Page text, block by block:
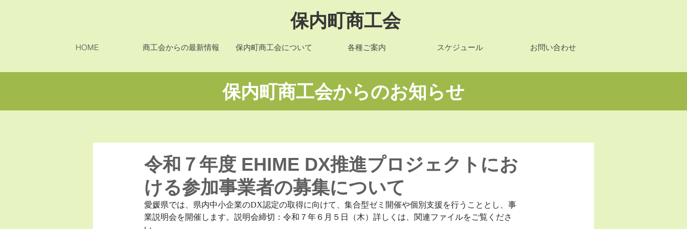
保内町商工会
HOME 商工会からの最新情報 保内町商工会について 各種ご案内 スケジュール お問い合わせ
​保内町商工会からのお知らせ
令和７年度 EHIME DX推進プロジェクトにお
ける参加事業者の募集について
愛媛県では、県内中小企業のDX認定の取得に向けて、集合型ゼミ開催や個別支援を行うこととし、事
業説明会を開催します。説明会締切：令和７年６月５日（木）詳しくは、関連ファイルをご覧くださ